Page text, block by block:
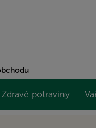
Zdravé potraviny